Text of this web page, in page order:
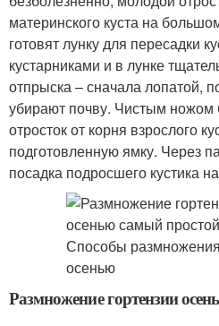
материнского куста на
готовят лунку для пересадки
кустарниками и в лунке
отпрыска – сначала лопатой,
убирают почву. Чистым ножом
отросток от корня взрослого
подготовленную ямку. Через
посадка подросшего кустика
Размножение гортензии